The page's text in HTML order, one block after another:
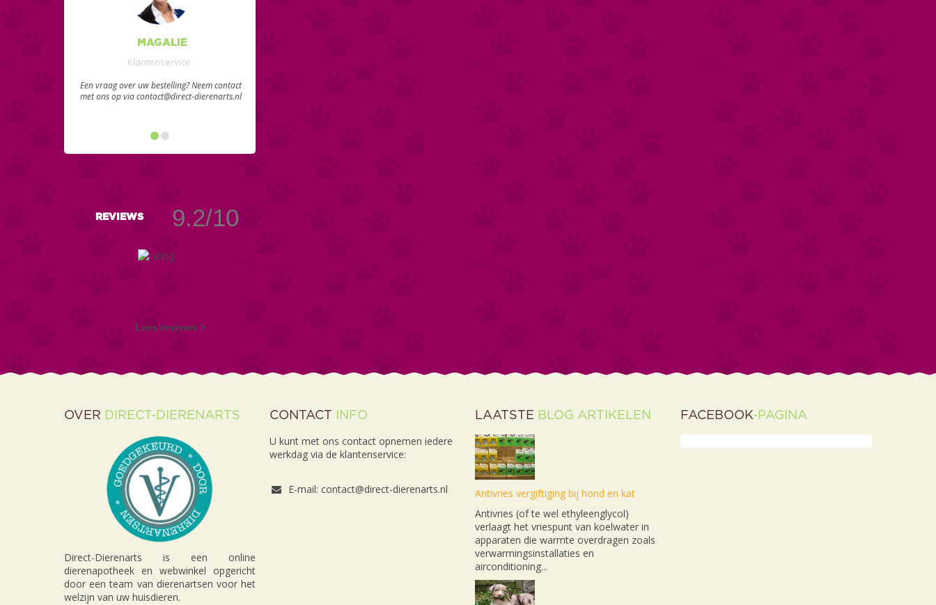
MAGALIE
Klantenservice
Een vraag over uw bestelling? Neem contact
met ons op via contact@direct-dierenarts.nl
REVIEWS 9.2/10
Lees reviews >
OVER DIRECT-DIERENARTS
Direct-Dierenarts is een online
dierenapotheek en webwinkel opgericht
door een team van dierenartsen voor het
welzijn van uw huisdieren.
CONTACT INFO
U kunt met ons contact opnemen iedere
werkdag via de klantenservice:
E-mail: contact@direct-dierenarts.nl
LAATSTE BLOG ARTIKELEN
Antivries vergiftiging bij hond en kat
Antivries (of te wel ethyleenglycol)
verlaagt het vriespunt van koelwater in
apparaten die warmte overdragen zoals
verwarmingsinstallaties en
airconditioning...
FACEBOOK-PAGINA